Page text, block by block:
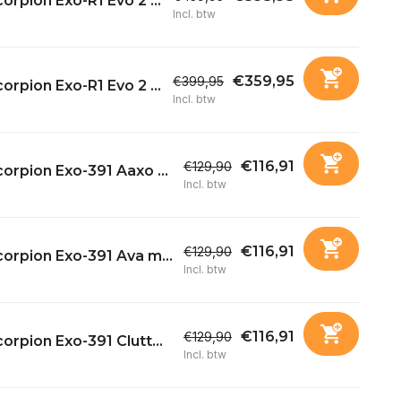
Incl. btw
Exo-R1 Evo 2 ... €399,95 €359,95
Incl. btw
Exo-391 Aaxo ... €129,90 €116,91
Incl. btw
Exo-391 Ava m... €129,90 €116,91
Incl. btw
Exo-391 Clutt... €129,90 €116,91
Incl. btw